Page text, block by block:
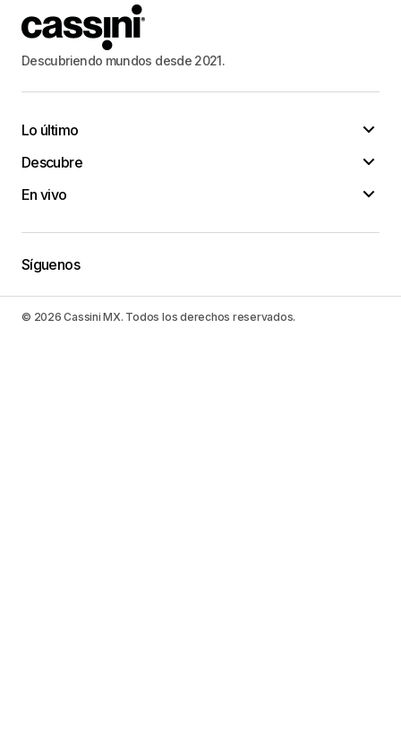
Descubriendo mundos desde 2021.
Lo último
Descubre
En vivo
Síguenos
© 2026 Cassini MX. Todos los derechos reservados.